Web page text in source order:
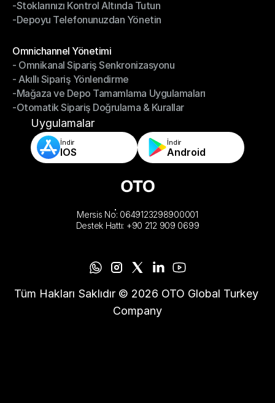
-Hızlı, Doğru Paketleme ve Gönderim
-Stoklarınızı Kontrol Altında Tutun
-Stoklarınızı Kontrol Altında Tutun
-Depoyu Telefonunuzdan Yönetin
Omnichannel Yönetimi
Omnichannel Yönetimi
- Omnikanal Sipariş Senkronizasyonu
- Omnikanal Sipariş Senkronizasyonu
- Akıllı Sipariş Yönlendirme
- Akıllı Sipariş Yönlendirme
-Mağaza ve Depo Tamamlama Uygulamaları
-Mağaza ve Depo Tamamlama Uygulamaları
-Otomatik Sipariş Doğrulama & Kurallar
-Otomatik Sipariş Doğrulama & Kurallar
Uygulamalar
İndir
IOS
İndir
Android
Mersis No: 0649123298900001
Destek Hattı: +90 212 909 0699
Tüm Hakları Saklıdır © 2026 OTO Global Turkey
Company